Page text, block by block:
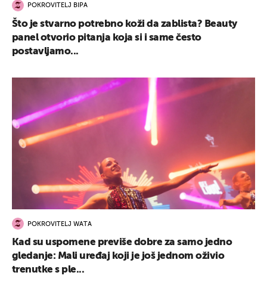
POKROVITELJ BIPA
Što je stvarno potrebno koži da zablista? Beauty
panel otvorio pitanja koja si i same često
postavljamo...
POKROVITELJ WATA
Kad su uspomene previše dobre za samo jedno
gledanje: Mali uređaj koji je još jednom oživio
trenutke s ple...